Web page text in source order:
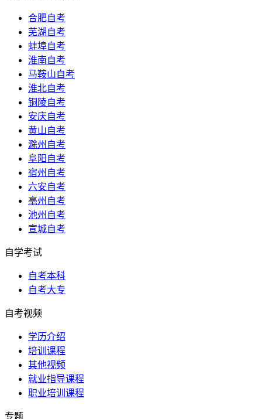
合肥自考
芜湖自考
蚌埠自考
淮南自考
马鞍山自考
淮北自考
铜陵自考
安庆自考
黄山自考
滁州自考
阜阳自考
宿州自考
六安自考
亳州自考
池州自考
宣城自考
自学考试
自考本科
自考大专
自考视频
学历介绍
培训课程
其他视频
就业指导课程
职业培训课程
专题